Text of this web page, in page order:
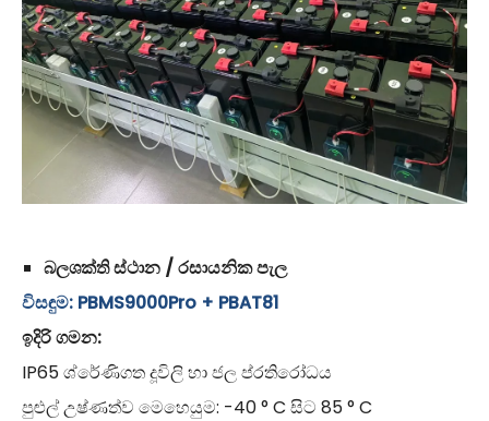
බලශක්ති ස්ථාන / රසායනික පැල
විසඳුම: PBMS9000Pro + PBAT81
ඉදිරි ගමන:
IP65 ශ්රේණිගත දූවිලි හා ජල ප්රතිරෝධය
පුළුල් උෂ්ණත්ව මෙහෙයුම: -40 ° C සිට 85 ° C